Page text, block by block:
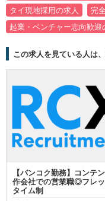
タイ現地採用の求人
完
起業・ベンチャー志向歓迎
この求人を見ている人は
【バンコク勤務】コンテ
作会社での営業職◎フレ
タイム制